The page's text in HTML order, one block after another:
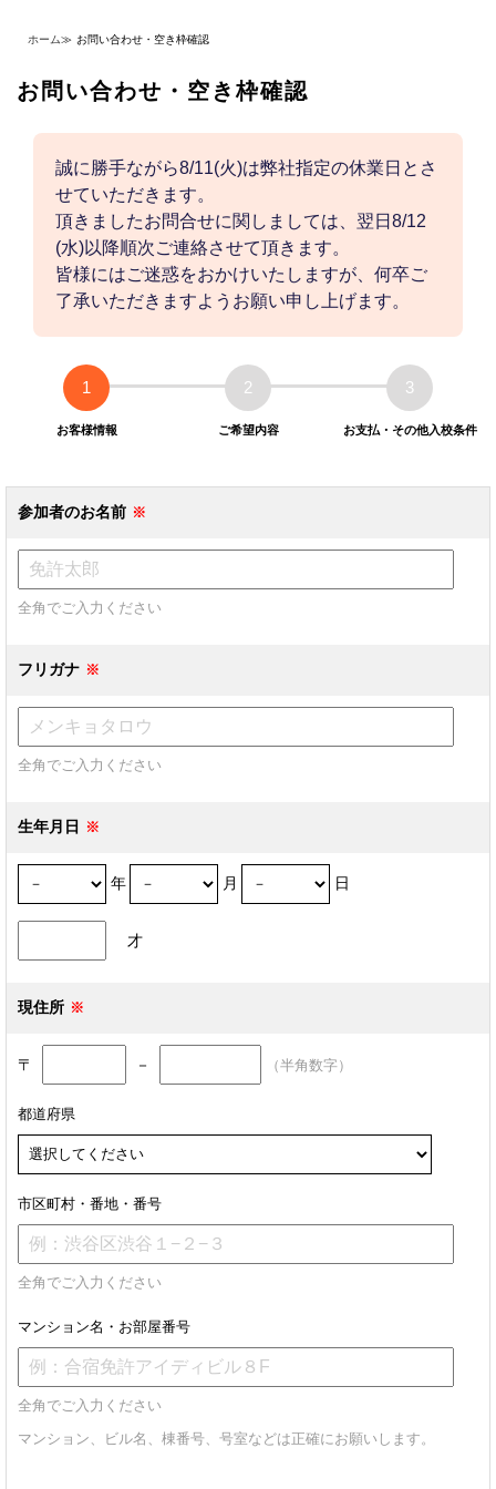
ホーム≫ お問い合わせ・空き枠確認
お問い合わせ・空き枠確認
誠に勝手ながら8/11(火)は弊社指定の休業日とさ
せていただきます。
頂きましたお問合せに関しましては、翌日8/12
(水)以降順次ご連絡させて頂きます。
皆様にはご迷惑をおかけいたしますが、何卒ご
了承いただきますようお願い申し上げます。
1
お客様情報
2
ご希望内容
3
お支払・その他入校条件
参加者のお名前
全角でご入力ください
フリガナ
全角でご入力ください
生年月日
年 月 日
才
現住所
〒 － （半角数字）
都道府県
市区町村・番地・番号
全角でご入力ください
マンション名・お部屋番号
全角でご入力ください
マンション、ビル名、棟番号、号室などは正確にお願いします。